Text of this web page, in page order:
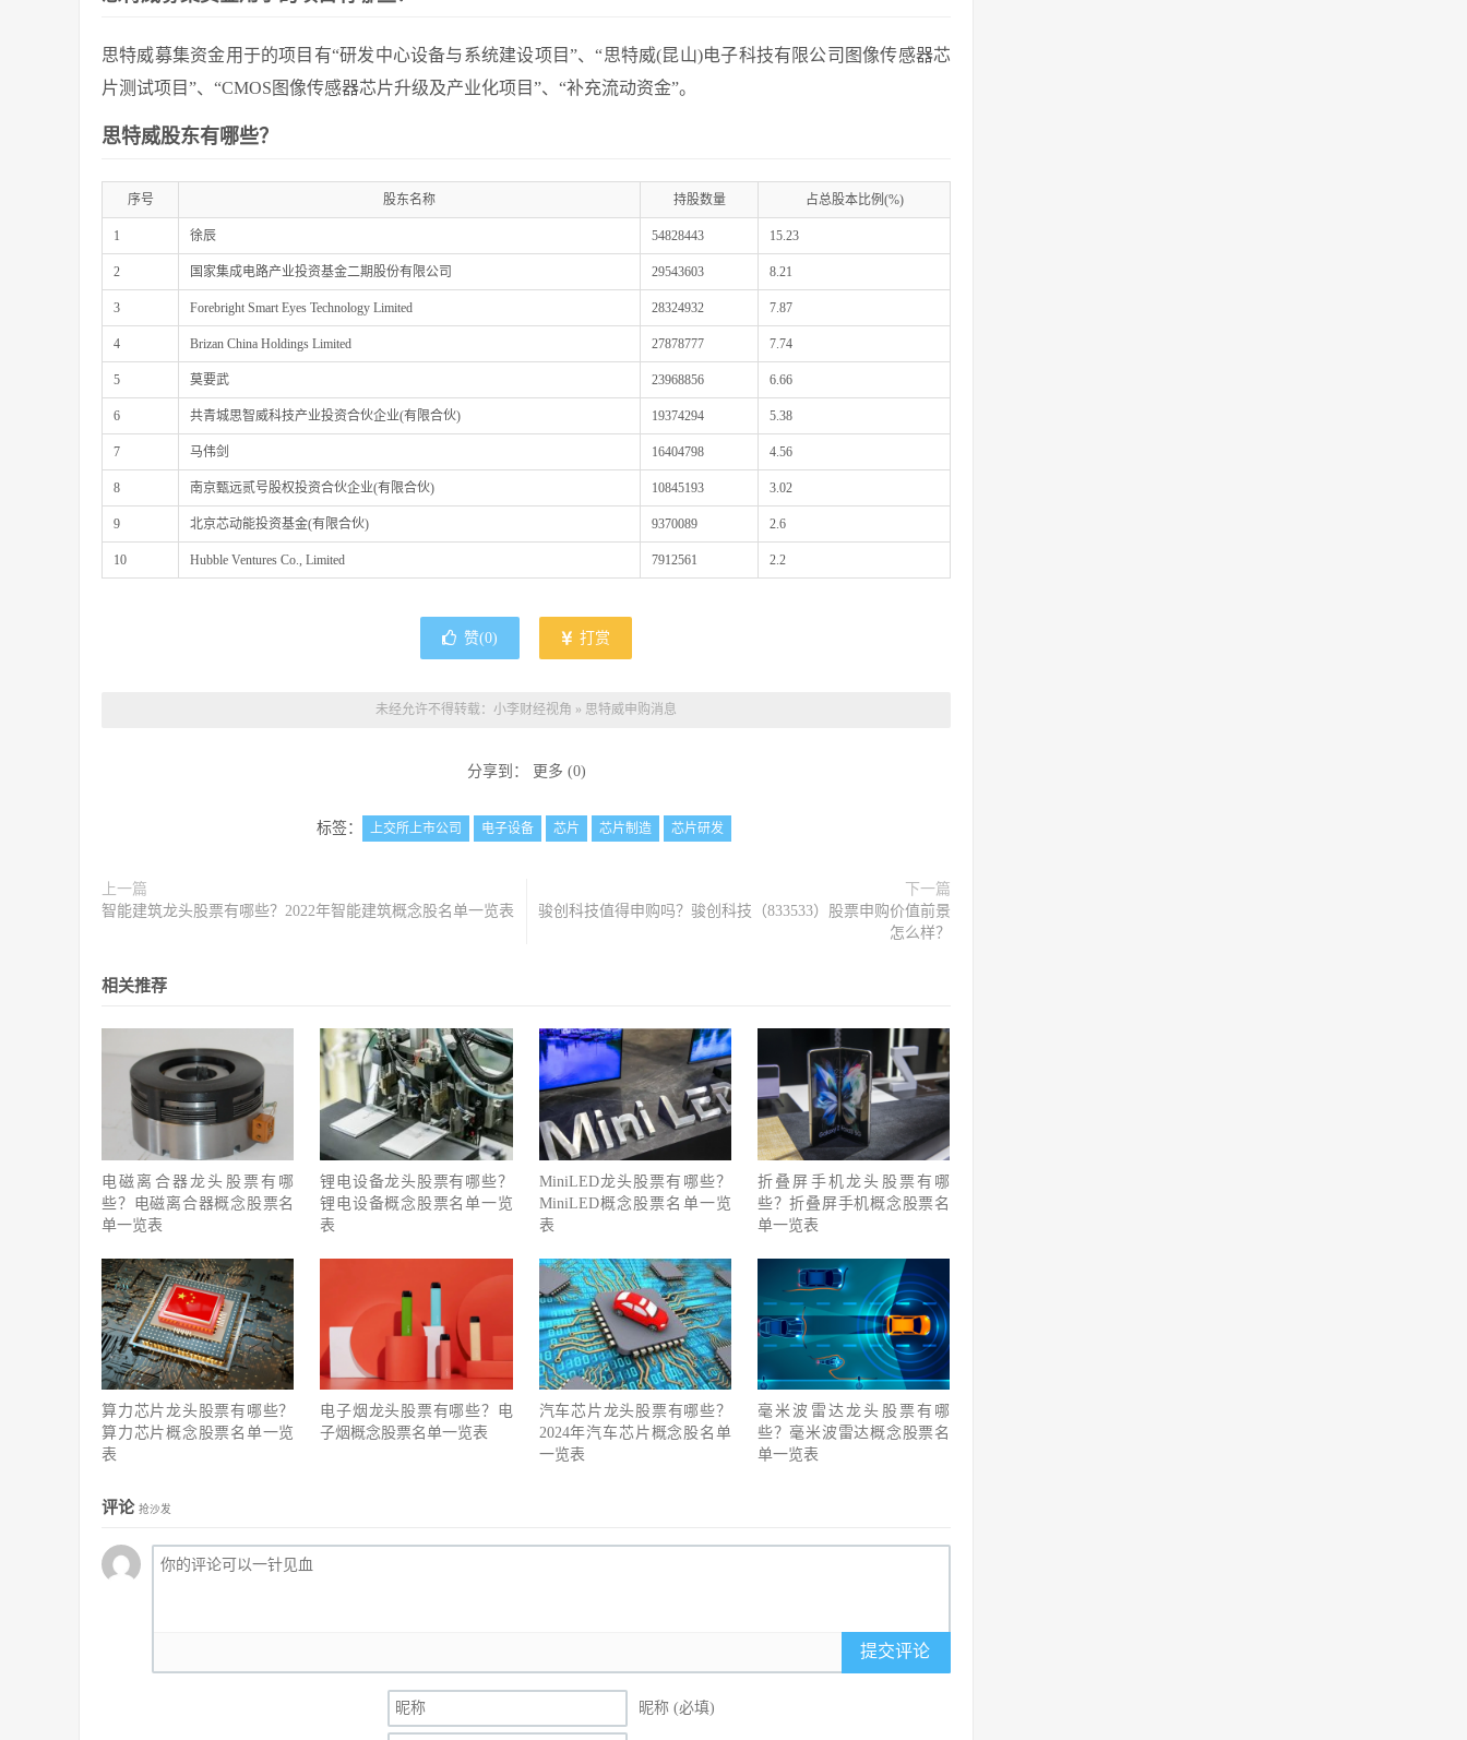
思特威募集资金用于的项目有“研发中心设备与系统建设项目”、“思特威(昆山)电子科技有限公司图像传感器芯
片测试项目”、“CMOS图像传感器芯片升级及产业化项目”、“补充流动资金”。
思特威股东有哪些？
序号 股东名称 持股数量 占总股本比例(%)
1 徐辰 54828443 15.23
2 国家集成电路产业投资基金二期股份有限公司 29543603 8.21
3 Forebright Smart Eyes Technology Limited 28324932 7.87
4 Brizan China Holdings Limited 27878777 7.74
5 莫要武 23968856 6.66
6 共青城思智威科技产业投资合伙企业(有限合伙) 19374294 5.38
7 马伟剑 16404798 4.56
8 南京甄远贰号股权投资合伙企业(有限合伙) 10845193 3.02
9 北京芯动能投资基金(有限合伙) 9370089 2.6
10 Hubble Ventures Co., Limited 7912561 2.2
赞(0) 打赏
未经允许不得转载： 小李财经视角 » 思特威申购消息
分享到： 更多 (0)
标签： 上交所上市公司 电子设备 芯片 芯片制造 芯片研发
上一篇
智能建筑龙头股票有哪些？2022年智能建筑概念股名单一览表
下一篇
骏创科技值得申购吗？骏创科技（833533）股票申购价值前景
怎么样？
相关推荐
电磁离合器龙头股票有哪
些？电磁离合器概念股票名
单一览表
锂电设备龙头股票有哪些？
锂电设备概念股票名单一览
表
MiniLED龙头股票有哪些？
MiniLED概念股票名单一览
表
折叠屏手机龙头股票有哪
些？折叠屏手机概念股票名
单一览表
算力芯片龙头股票有哪些？
算力芯片概念股票名单一览
表
电子烟龙头股票有哪些？电
子烟概念股票名单一览表
汽车芯片龙头股票有哪些？
2024年汽车芯片概念股名单
一览表
毫米波雷达龙头股票有哪
些？毫米波雷达概念股票名
单一览表
评论 抢沙发
提交评论
昵称 (必填)